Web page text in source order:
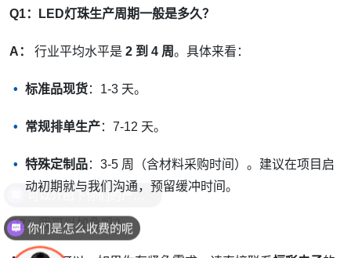
Q1：LED灯珠生产周期一般是多久？
A： 行业平均水平是 2 到 4 周。具体来看：
标准品现货：1-3 天。
常规排单生产：7-12 天。
特殊定制品：3-5 周（含材料采购时间）。建议在项目启
动初期就与我们沟通，预留缓冲时间。
Q2：我可以加急吗？
你们是怎么收费的呢